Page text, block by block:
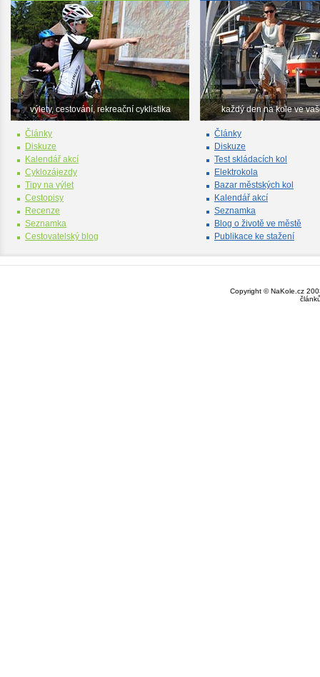
výlety, cestování, rekreační cyklistika
Články
Diskuze
Kalendář akcí
Cyklozájezdy
Tipy na výlet
Cestopisy
Recenze
Seznamka
Cestovatelský blog
každý den na kole ve
Články
Diskuze
Test skládacích kol
Elektrokola
Bazar městských kol
Kalendář akcí
Seznamka
Blog o životě ve městě
Publikace ke stažení
Copyright © NaKole.cz